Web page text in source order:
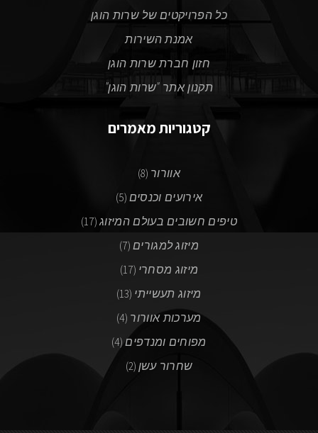
כל הפרויקטים של שרות הוגן
אמנת השירות
חזון חברת שרות הוגן
תקנון אתר "שרות הוגן"
קטגוריות מאמרים
אוורור (8)
אירועים וכנסים (5)
טיפים חשובים בעולם המיזוג (17)
מיזוג למגורים (7)
מיזוג מסחרי (17)
מיזוג תעשייתי (13)
מערכות אוורור (4)
מפוחים ומנדפים(4)
שחרור עשן (2)